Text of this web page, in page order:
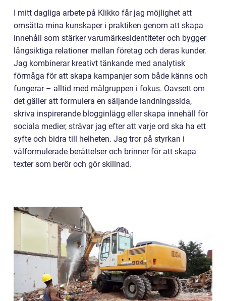
I mitt dagliga arbete på Klikko får jag möjlighet att
omsätta mina kunskaper i praktiken genom att skapa
innehåll som stärker varumärkesidentiteter och bygger
långsiktiga relationer mellan företag och deras kunder.
Jag kombinerar kreativt tänkande med analytisk
förmåga för att skapa kampanjer som både känns och
fungerar – alltid med målgruppen i fokus. Oavsett om
det gäller att formulera en säljande landningssida,
skriva inspirerande blogginlägg eller skapa innehåll för
sociala medier, strävar jag efter att varje ord ska ha ett
syfte och bidra till helheten. Jag tror på styrkan i
välformulerade berättelser och brinner för att skapa
texter som berör och gör skillnad.